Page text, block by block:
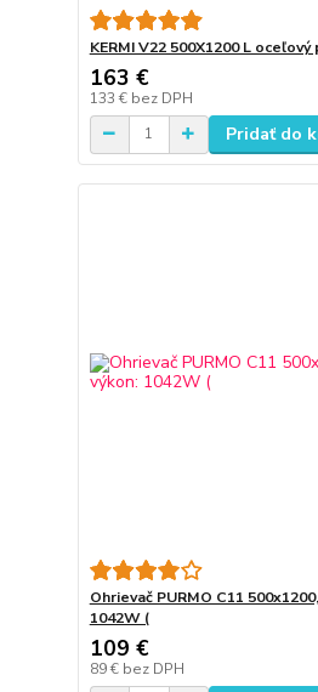
KERMI V22 500X1200 L
163 €
133 € bez DPH
Pridať do
Ohrievač PURMO C11
1042W (
109 €
89 € bez DPH